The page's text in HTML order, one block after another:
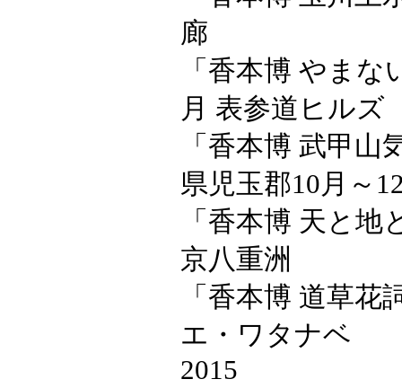
廊
「香本博 やまな
月 表参道ヒルズ
「香本博 武甲
県児玉郡10月～
「香本博 天と地
京八重洲
「香本博 道草花
エ・ワタナベ
2015